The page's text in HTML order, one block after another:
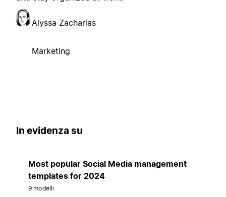
Alyssa Zacharias
Marketing
In evidenza su
Most popular Social Media management
templates for 2024
9 modelli